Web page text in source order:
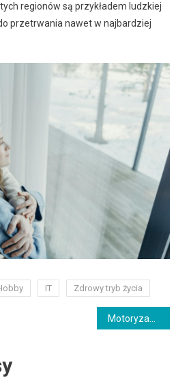
regionów są przykładem ludzkiej
przetrwania nawet w najbardziej
IT Zdrowy tryb życia